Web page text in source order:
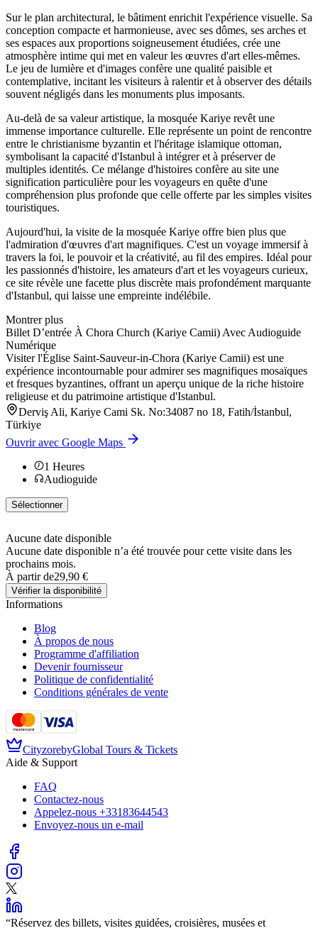
Sur le plan architectural, le bâtiment enrichit l'expérience visuelle. Sa
conception compacte et harmonieuse, avec ses dômes, ses arches et
ses espaces aux proportions soigneusement étudiées, crée une
atmosphère intime qui met en valeur les œuvres d'art elles-mêmes.
Le jeu de lumière et d'images confère une qualité paisible et
contemplative, incitant les visiteurs à ralentir et à observer des détails
souvent négligés dans les monuments plus imposants.
Au-delà de sa valeur artistique, la mosquée Kariye revêt une
immense importance culturelle. Elle représente un point de rencontre
entre le christianisme byzantin et l'héritage islamique ottoman,
symbolisant la capacité d'Istanbul à intégrer et à préserver de
multiples identités. Ce mélange d'histoires confère au site une
signification particulière pour les voyageurs en quête d'une
compréhension plus profonde que celle offerte par les simples visites
touristiques.
Aujourd'hui, la visite de la mosquée Kariye offre bien plus que
l'admiration d'œuvres d'art magnifiques. C'est un voyage immersif à
travers la foi, le pouvoir et la créativité, au fil des empires. Idéal pour
les passionnés d'histoire, les amateurs d'art et les voyageurs curieux,
ce site révèle une facette plus discrète mais profondément marquante
d'Istanbul, qui laisse une empreinte indélébile.
Montrer plus
Billet D’entrée À Chora Church (Kariye Camii) Avec Audioguide
Numérique
Visiter l'Église Saint-Sauveur-in-Chora (Kariye Camii) est une
expérience incontournable pour admirer ses magnifiques mosaïques
et fresques byzantines, offrant un aperçu unique de la riche histoire
religieuse et du patrimoine artistique d'Istanbul.
Derviş Ali, Kariye Cami Sk. No:34087 no 18, Fatih/İstanbul,
Türkiye
Ouvrir avec Google Maps
1 Heures
Audioguide
Sélectionner
Aucune date disponible
Aucune date disponible n’a été trouvée pour cette visite dans les
prochains mois.
À partir de29,90 €
Vérifier la disponibilité
Informations
Blog
À propos de nous
Programme d'affiliation
Devenir fournisseur
Politique de confidentialité
Conditions générales de vente
CityzorebyGlobal Tours & Tickets
Aide & Support
FAQ
Contactez-nous
Appelez-nous +33183644543
Envoyez-nous un e-mail
“Réservez des billets, visites guidées, croisières, musées et